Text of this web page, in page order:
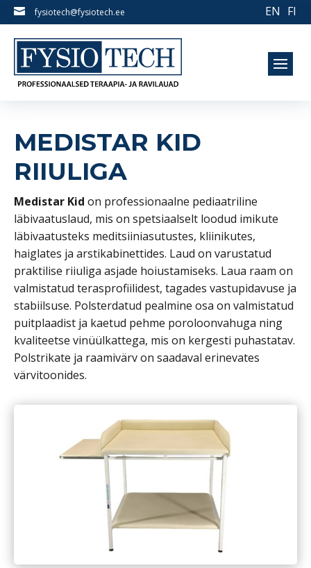
 fysiotech@fysiotech.ee EN FI
MEDISTAR KID
RIIULIGA
Medistar Kid on professionaalne pediaatriline
läbivaatuslaud, mis on spetsiaalselt loodud imikute
läbivaatusteks meditsiiniasutustes, kliinikutes,
haiglates ja arstikabinettides. Laud on varustatud
praktilise riiuliga asjade hoiustamiseks. Laua raam on
valmistatud terasprofiilidest, tagades vastupidavuse ja
stabiilsuse. Polsterdatud pealmine osa on valmistatud
puitplaadist ja kaetud pehme poroloonvahuga ning
kvaliteetse vinüülkattega, mis on kergesti puhastatav.
Polstrikate ja raamivärv on saadaval erinevates
värvitoonides.